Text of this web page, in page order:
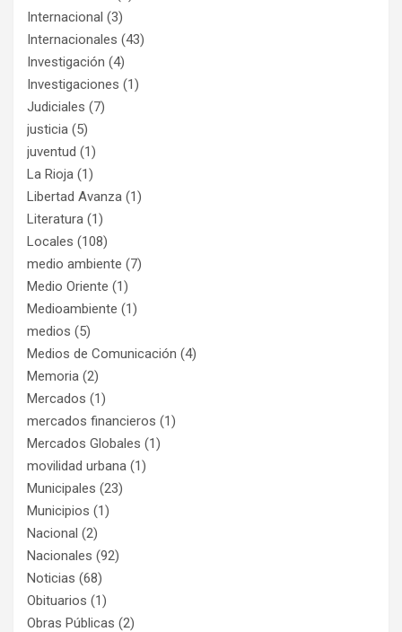
Internacional (3)
Internacionales (43)
Investigación (4)
Investigaciones (1)
Judiciales (7)
justicia (5)
juventud (1)
La Rioja (1)
Libertad Avanza (1)
Literatura (1)
Locales (108)
medio ambiente (7)
Medio Oriente (1)
Medioambiente (1)
medios (5)
Medios de Comunicación (4)
Memoria (2)
Mercados (1)
mercados financieros (1)
Mercados Globales (1)
movilidad urbana (1)
Municipales (23)
Municipios (1)
Nacional (2)
Nacionales (92)
Noticias (68)
Obituarios (1)
Obras Públicas (2)